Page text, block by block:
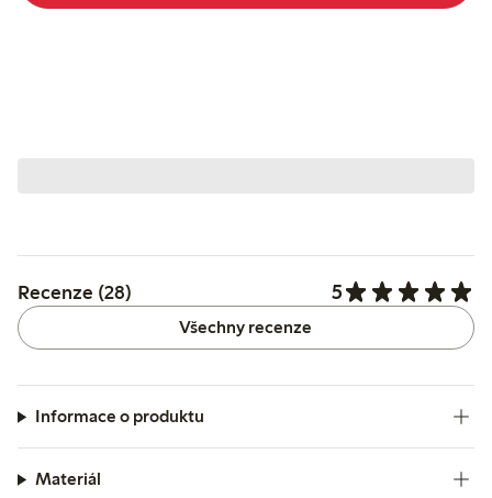
Recenze (28) 5
Všechny recenze
Informace o produktu
Materiál